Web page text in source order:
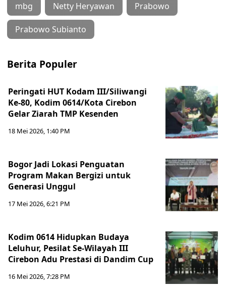
mbg Netty Heryawan Prabowo
Prabowo Subianto
Berita Populer
Peringati HUT Kodam III/Siliwangi
Ke-80, Kodim 0614/Kota Cirebon
Gelar Ziarah TMP Kesenden
18 Mei 2026, 1:40 PM
Bogor Jadi Lokasi Penguatan
Program Makan Bergizi untuk
Generasi Unggul
17 Mei 2026, 6:21 PM
Kodim 0614 Hidupkan Budaya
Leluhur, Pesilat Se-Wilayah III
Cirebon Adu Prestasi di Dandim Cup
16 Mei 2026, 7:28 PM